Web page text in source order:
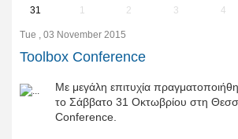
31 1 2 3 4
Tue , 03 November 2015
Toolbox Conference
Με μεγάλη επιτυχία
το Σάββατο 31 Οκτωβρίου στη
Conference.